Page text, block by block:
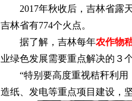
2017年秋收后，吉林省露天
吉林省有774个火点。
据了解，吉林每年农作物
业绿色发展需要重点解决的３个
“特别要高度重视秸秆利用
造纸、发电等重点项目建设，